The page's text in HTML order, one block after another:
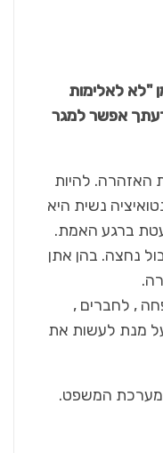
"לא לאלימות
אפשר למגר
האזהרה. להיות
נשית היא
ברגע האמת.
נחצה. בהן אתן
, לחברים ,
על מנת לעשות את
במערכת המשפט.